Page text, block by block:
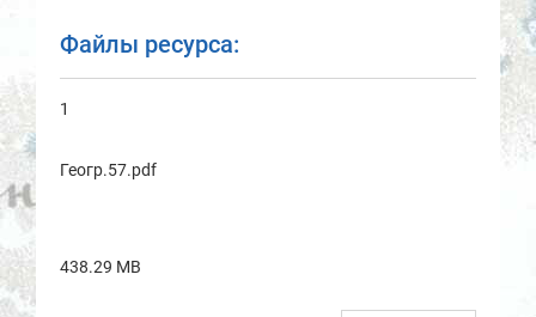
Файлы ресурса:
1
Геогр.57.pdf
438.29 MB